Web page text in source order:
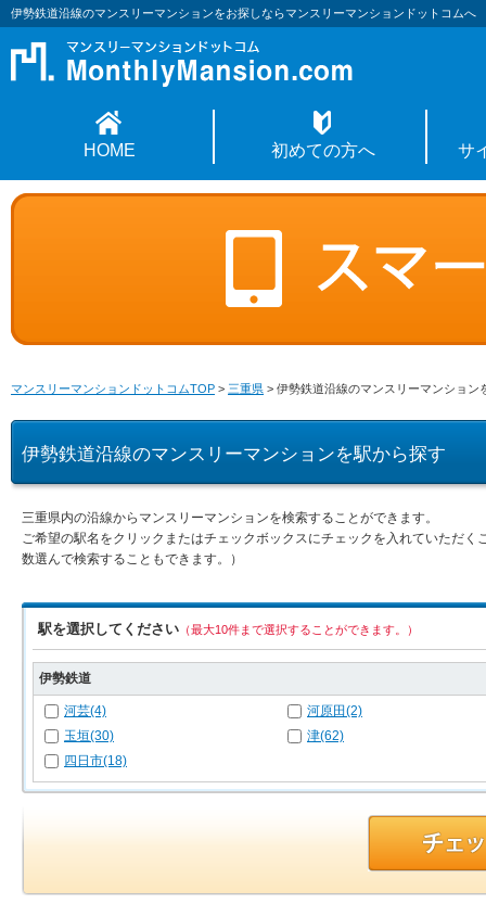
伊勢鉄道沿線のマンスリーマンションをお探しならマンスリーマンションドットコムへ
HOME 初めての方へ サ
マンスリーマンションドットコムTOP > 三重県 > 伊勢鉄道沿線のマンスリーマンション
伊勢鉄道沿線のマンスリーマンションを駅から探す
三重県内の沿線からマンスリーマンションを検索することができます。
ご希望の駅名をクリックまたはチェックボックスにチェックを入れていただ
数選んで検索することもできます。）
駅を選択してください （最大10件まで選択することができます。）
伊勢鉄道
河芸(4)
河原田(2)
玉垣(30)
津(62)
四日市(18)